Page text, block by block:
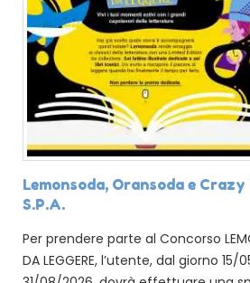
Lemonsoda, Oransoda e Crazy
S.P.A.
Per prendere parte al Concorso
DA LEGGERE, l’utente, dal giorno